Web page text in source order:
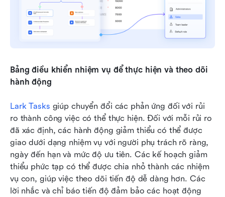
Bảng điều khiển nhiệm vụ để thực hiện và theo dõi
hành động
Lark Tasks giúp chuyển đổi các phản ứng đối với rủi
ro thành công việc có thể thực hiện. Đối với mỗi rủi ro
đã xác định, các hành động giảm thiểu có thể được
giao dưới dạng nhiệm vụ với người phụ trách rõ ràng,
ngày đến hạn và mức độ ưu tiên. Các kế hoạch giảm
thiểu phức tạp có thể được chia nhỏ thành các nhiệm
vụ con, giúp việc theo dõi tiến độ dễ dàng hơn. Các
lời nhắc và chỉ báo tiến độ đảm bảo các hoạt động